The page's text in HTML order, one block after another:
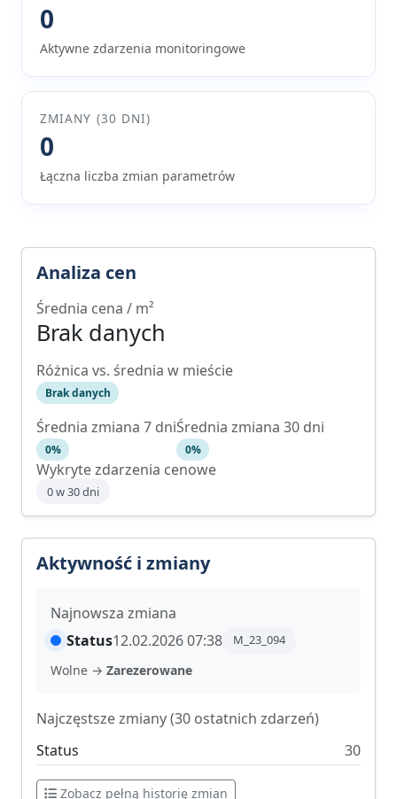
0
Aktywne zdarzenia monitoringowe
ZMIANY (30 DNI)
0
Łączna liczba zmian parametrów
Analiza cen
Średnia cena / m²
Brak danych
Różnica vs. średnia w mieście
Brak danych
Średnia zmiana 7 dni
0%
Średnia zmiana 30 dni
0%
Wykryte zdarzenia cenowe
0 w 30 dni
Aktywność i zmiany
Najnowsza zmiana
Status12.02.2026 07:38 M_23_094
Wolne → Zarezerowane
Najczęstsze zmiany (30 ostatnich zdarzeń)
Status
30
Zobacz pełną historię zmian